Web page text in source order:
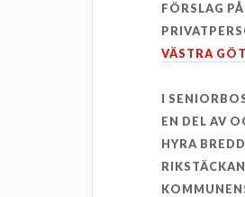
FÖRSLAG
VÄSTRA
I
EN DEL AV
HYRA